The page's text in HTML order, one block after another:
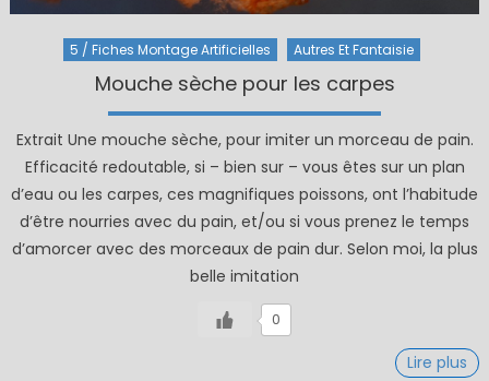
5 / Fiches Montage Artificielles Autres Et Fantaisie
Mouche sèche pour les carpes
Extrait Une mouche sèche, pour imiter un morceau de pain.
Efficacité redoutable, si – bien sur – vous êtes sur un plan
d’eau ou les carpes, ces magnifiques poissons, ont l’habitude
d’être nourries avec du pain, et/ou si vous prenez le temps
d’amorcer avec des morceaux de pain dur. Selon moi, la plus
belle imitation
0
Lire plus